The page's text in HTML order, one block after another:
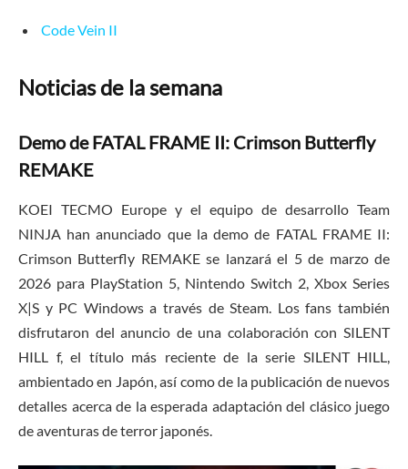
Code Vein II
Noticias de la semana
Demo de FATAL FRAME II: Crimson Butterfly
REMAKE
KOEI TECMO Europe y el equipo de desarrollo Team
NINJA han anunciado que la demo de FATAL FRAME II:
Crimson Butterfly REMAKE se lanzará el 5 de marzo de
2026 para PlayStation 5, Nintendo Switch 2, Xbox Series
X|S y PC Windows a través de Steam. Los fans también
disfrutaron del anuncio de una colaboración con SILENT
HILL f, el título más reciente de la serie SILENT HILL,
ambientado en Japón, así como de la publicación de nuevos
detalles acerca de la esperada adaptación del clásico juego
de aventuras de terror japonés.